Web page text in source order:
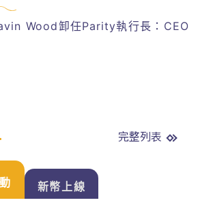
Wood卸任Parity執行長：CEO
完整列表
新幣上線